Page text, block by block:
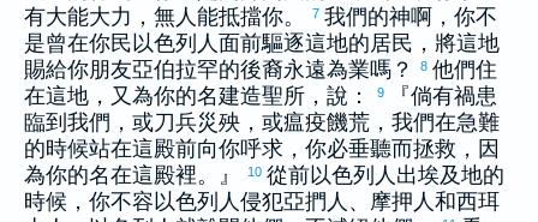
有大能大力，無人能抵擋你。
7 我們的神啊，你不
是曾在你民 以色列 人面前驅逐這地的居民，將這地
賜給你朋友亞伯拉罕的後裔永遠為業嗎？ 8 他們住
在這地，又為你的名建造聖所，說：
9
『倘有禍患
臨到我們，或刀兵災殃，或瘟疫饑荒，我們在急難
的時候站在這殿前向你呼求，你必垂聽而拯救，因
為你的名在這殿裡。』
10 從前以色列 人出埃及地的
時候，你不容 以色列 人侵犯亞捫 人、 摩押 人和西珥